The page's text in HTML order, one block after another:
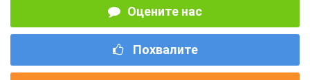
Оцените нас
Похвалите